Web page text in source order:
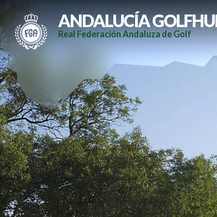
ANDALUCÍA
Real Federación Andaluza de Golf